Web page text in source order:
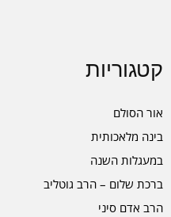
קטגוריות
אור הסולם
בינה מלאכותית
במעגלות השנה
ברכת שלום – הרב גוטליב
הרב אדם סיני